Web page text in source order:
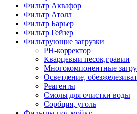
Фильтр Аквафор
Фильтр Атолл
Фильтр Барьер
Фильтр Гейзер
Фильтрующие загрузки
PH-корректор
Кварцевый песок,гравий
Многокомпонентные
Осветление,
Реагенты
Смолы для очистки воды
Сорбция, уголь